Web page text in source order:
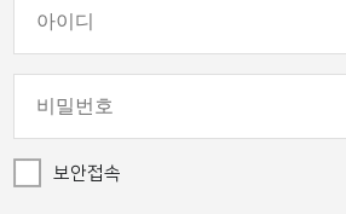
보안접속